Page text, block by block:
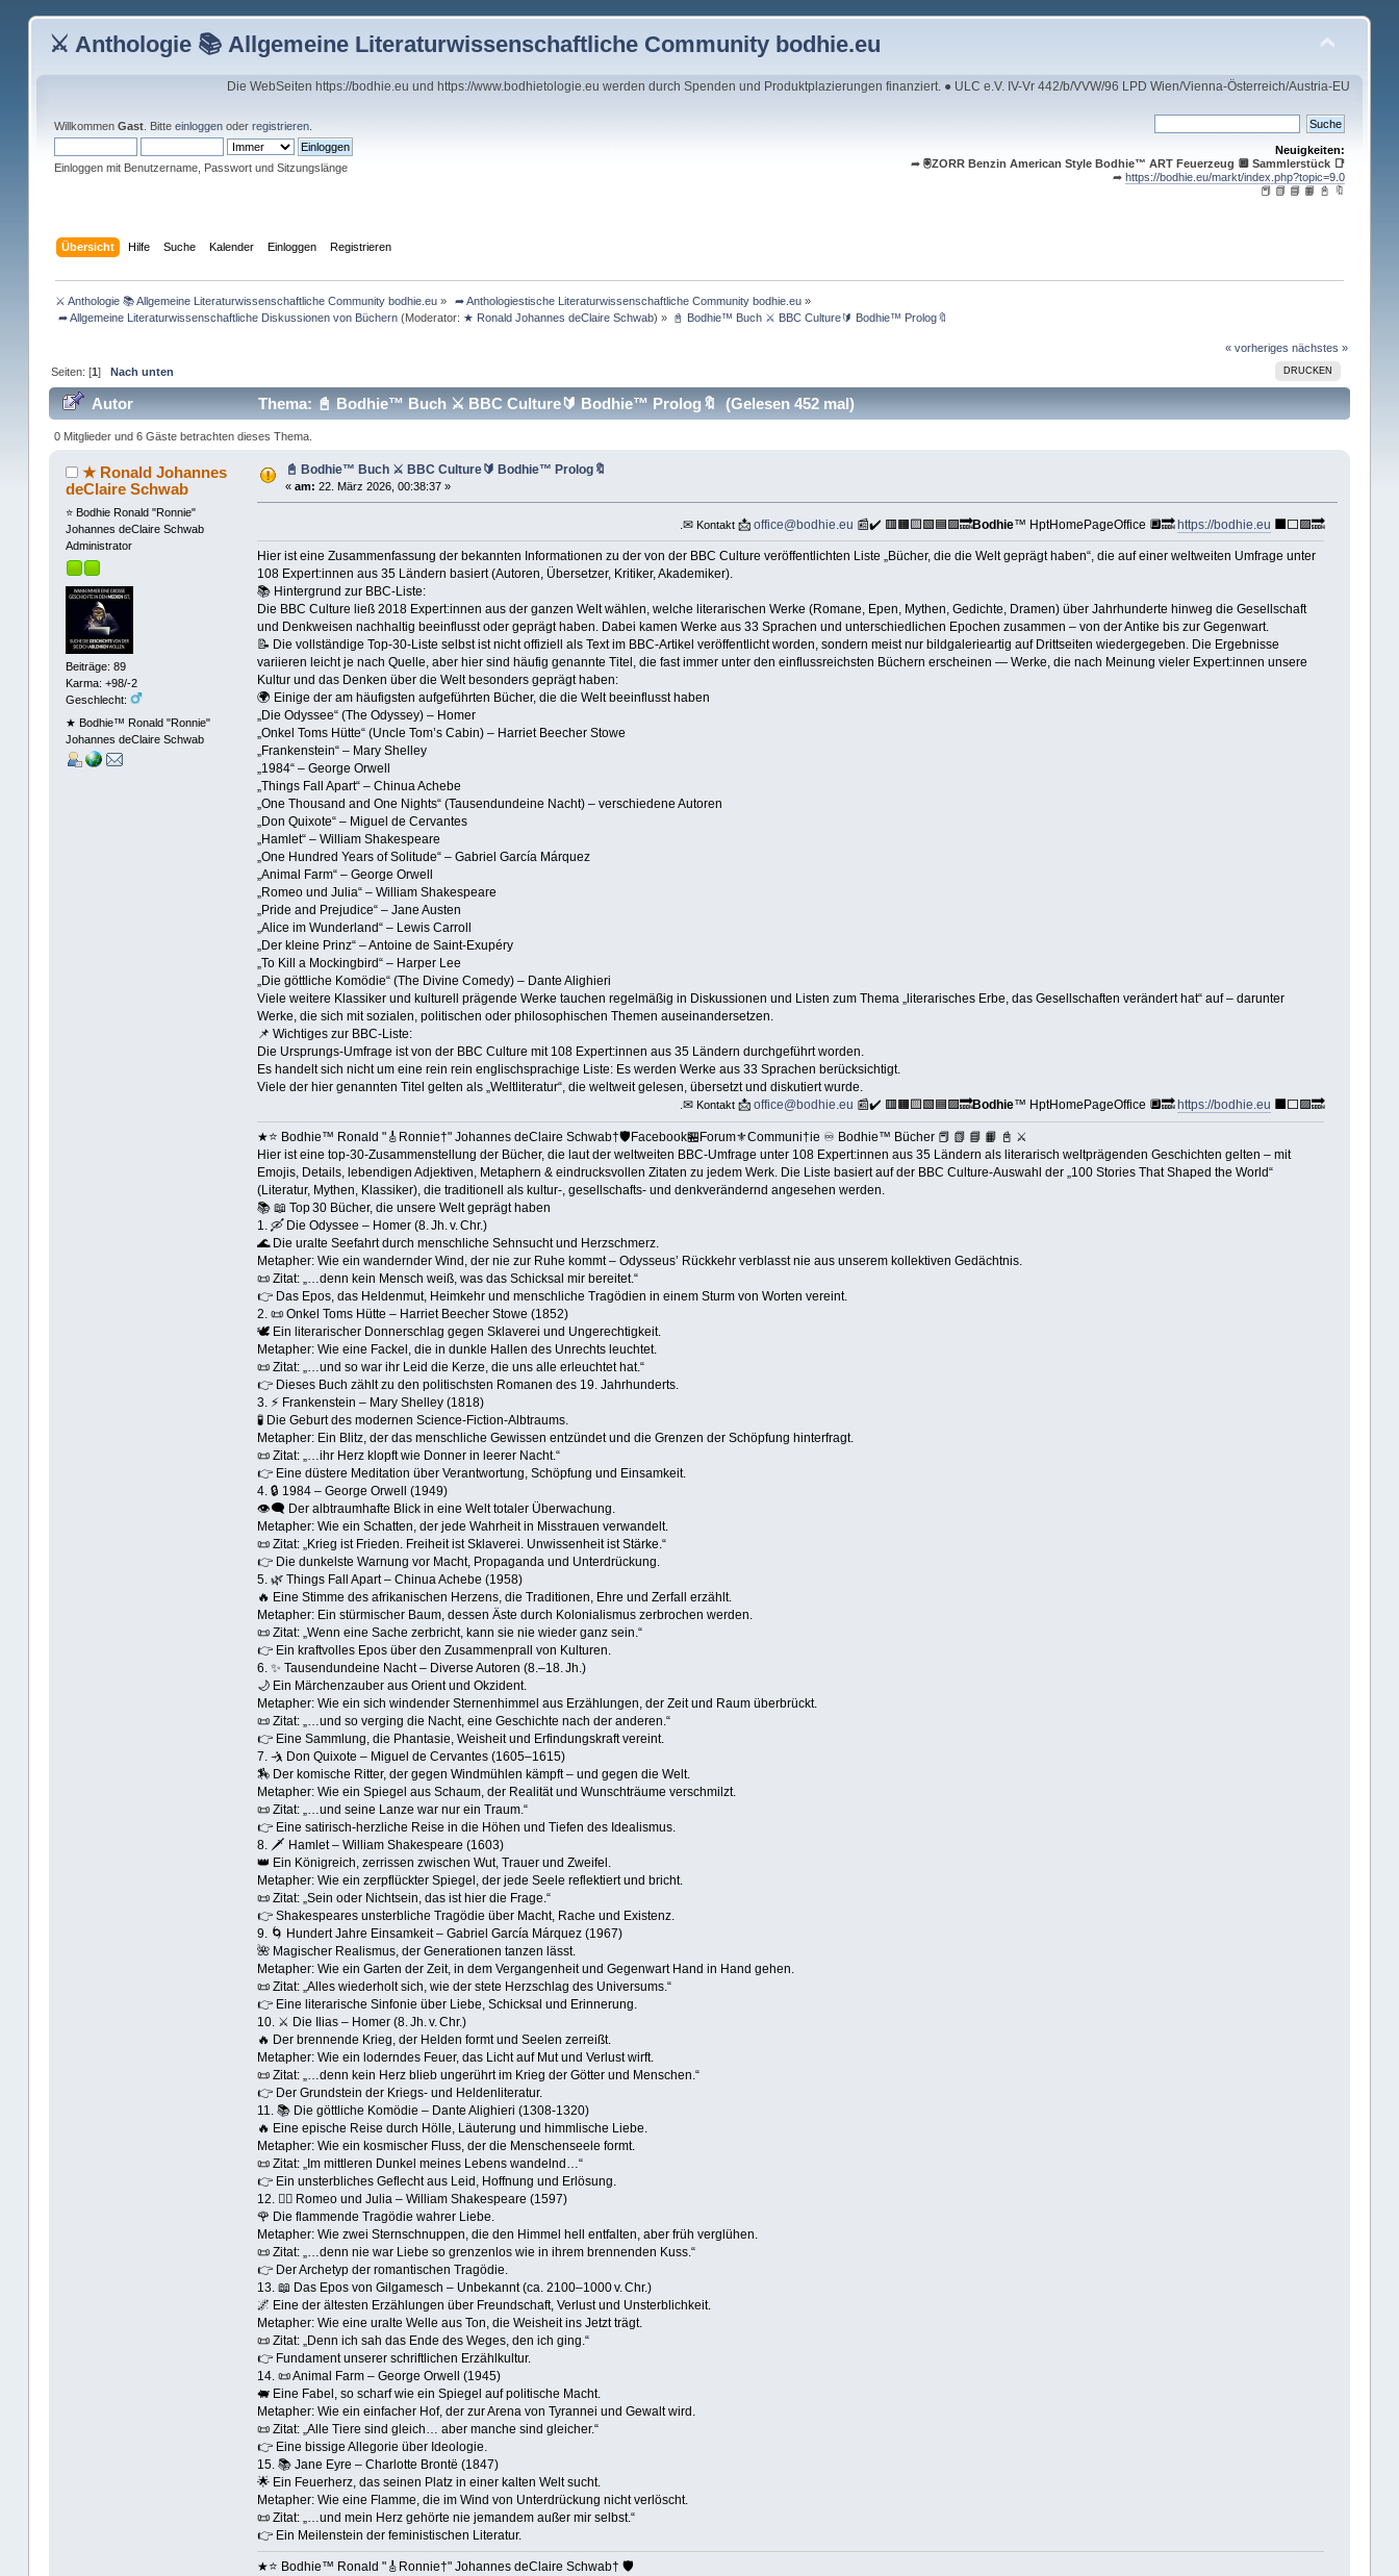
⚔ Anthologie 📚 Allgemeine Literaturwissenschaftliche Community bodhie.eu
Die WebSeiten https://bodhie.eu und https://www.bodhietologie.eu werden durch Spenden und Produktplazierungen finanziert. ● ULC e.V. IV-Vr 442/b/VVW/96 LPD Wien/Vienna-Österreich/Austria-EU
Willkommen Gast. Bitte einloggenoder registrieren.
Einloggen mit Benutzername, Passwort und Sitzungslänge
Neuigkeiten:
➦🖲️ZORR Benzin American Style Bodhie™ ART Feuerzeug 🔲 Sammlerstück 📑
➦https://bodhie.eu/markt/index.php?topic=9.0
📕 📗 📘 📙 📓 🔖
Übersicht Hilfe Suche Kalender Einloggen Registrieren
⚔ Anthologie 📚 Allgemeine Literaturwissenschaftliche Community bodhie.eu » ➦ Anthologiestische Literaturwissenschaftliche Community bodhie.eu »
➦ Allgemeine Literaturwissenschaftliche Diskussionen von Büchern (Moderator: ★ Ronald Johannes deClaire Schwab) » 📓 Bodhie™ Buch ⚔ BBC Culture🔰 Bodhie™ Prolog🔖
« vorheriges nächstes »
DRUCKEN
Seiten: [1]Nach unten
Autor Thema: 📓 Bodhie™ Buch ⚔ BBC Culture🔰 Bodhie™ Prolog🔖 (Gelesen 452 mal)
0 Mitglieder und 6 Gäste betrachten dieses Thema.
★ Ronald Johannes
deClaire Schwab
⭐️ Bodhie Ronald "Ronnie"
Johannes deClaire Schwab
Administrator
Beiträge: 89
Karma: +98/-2
Geschlecht:
★ Bodhie™ Ronald "Ronnie"
Johannes deClaire Schwab
📓 Bodhie™ Buch ⚔ BBC Culture🔰 Bodhie™ Prolog🔖
« am: 22. März 2026, 00:38:37 »
.✉ Kontakt 📩office@bodhie.eu 📰✔️ 🟥🟧🟨🟩🟦🟪🔜Bodhie™ HptHomePageOffice 🔲🔜https://bodhie.eu ⬛️⬜️🟪🔜
Hier ist eine Zusammenfassung der bekannten Informationen zu der von der BBC Culture veröffentlichten Liste „Bücher, die die Welt geprägt haben“, die auf einer weltweiten Umfrage unter
108 Expert:innen aus 35 Ländern basiert (Autoren, Übersetzer, Kritiker, Akademiker).
📚 Hintergrund zur BBC‑Liste:
Die BBC Culture ließ 2018 Expert:innen aus der ganzen Welt wählen, welche literarischen Werke (Romane, Epen, Mythen, Gedichte, Dramen) über Jahrhunderte hinweg die Gesellschaft
und Denkweisen nachhaltig beeinflusst oder geprägt haben. Dabei kamen Werke aus 33 Sprachen und unterschiedlichen Epochen zusammen – von der Antike bis zur Gegenwart.
📝 Die vollständige Top‑30‑Liste selbst ist nicht offiziell als Text im BBC‑Artikel veröffentlicht worden, sondern meist nur bildgalerieartig auf Drittseiten wiedergegeben. Die Ergebnisse
variieren leicht je nach Quelle, aber hier sind häufig genannte Titel, die fast immer unter den einflussreichsten Büchern erscheinen — Werke, die nach Meinung vieler Expert:innen unsere
Kultur und das Denken über die Welt besonders geprägt haben:
🌍 Einige der am häufigsten aufgeführten Bücher, die die Welt beeinflusst haben
„Die Odyssee“ (The Odyssey) – Homer
„Onkel Toms Hütte“ (Uncle Tom’s Cabin) – Harriet Beecher Stowe
„Frankenstein“ – Mary Shelley
„1984“ – George Orwell
„Things Fall Apart“ – Chinua Achebe
„One Thousand and One Nights“ (Tausendundeine Nacht) – verschiedene Autoren
„Don Quixote“ – Miguel de Cervantes
„Hamlet“ – William Shakespeare
„One Hundred Years of Solitude“ – Gabriel García Márquez
„Animal Farm“ – George Orwell
„Romeo und Julia“ – William Shakespeare
„Pride and Prejudice“ – Jane Austen
„Alice im Wunderland“ – Lewis Carroll
„Der kleine Prinz“ – Antoine de Saint‑Exupéry
„To Kill a Mockingbird“ – Harper Lee
„Die göttliche Komödie“ (The Divine Comedy) – Dante Alighieri
Viele weitere Klassiker und kulturell prägende Werke tauchen regelmäßig in Diskussionen und Listen zum Thema „literarisches Erbe, das Gesellschaften verändert hat“ auf – darunter
Werke, die sich mit sozialen, politischen oder philosophischen Themen auseinandersetzen.
📌 Wichtiges zur BBC‑Liste:
Die Ursprungs‑Umfrage ist von der BBC Culture mit 108 Expert:innen aus 35 Ländern durchgeführt worden.
Es handelt sich nicht um eine rein rein englischsprachige Liste: Es werden Werke aus 33 Sprachen berücksichtigt.
Viele der hier genannten Titel gelten als „Weltliteratur“, die weltweit gelesen, übersetzt und diskutiert wurde.
.✉ Kontakt 📩office@bodhie.eu 📰✔️ 🟥🟧🟨🟩🟦🟪🔜Bodhie™ HptHomePageOffice 🔲🔜 https://bodhie.eu ⬛️⬜️🟪🔜
★⭐️ Bodhie™ Ronald "🎸Ronnie†" Johannes deClaire Schwab†🛡️Facebook🏪Forum⚜️Communi†ie ♾️ Bodhie™ Bücher 📕 📗 📘 📙 📓 ⚔
Hier ist eine top‑30‑Zusammenstellung der Bücher, die laut der weltweiten BBC‑Umfrage unter 108 Expert:innen aus 35 Ländern als literarisch weltprägenden Geschichten gelten – mit
Emojis, Details, lebendigen Adjektiven, Metaphern & eindrucksvollen Zitaten zu jedem Werk. Die Liste basiert auf der BBC Culture‑Auswahl der „100 Stories That Shaped the World“
(Literatur, Mythen, Klassiker), die traditionell als kultur‑, gesellschafts‑ und denkverändernd angesehen werden.
📚 📖 Top 30 Bücher, die unsere Welt geprägt haben
1. 🛶 Die Odyssee – Homer (8. Jh. v. Chr.)
🌊 Die uralte Seefahrt durch menschliche Sehnsucht und Herzschmerz.
Metapher: Wie ein wandernder Wind, der nie zur Ruhe kommt – Odysseus’ Rückkehr verblasst nie aus unserem kollektiven Gedächtnis.
📜 Zitat: „…denn kein Mensch weiß, was das Schicksal mir bereitet.“
👉 Das Epos, das Heldenmut, Heimkehr und menschliche Tragödien in einem Sturm von Worten vereint.
2. 📜 Onkel Toms Hütte – Harriet Beecher Stowe (1852)
🕊️ Ein literarischer Donnerschlag gegen Sklaverei und Ungerechtigkeit.
Metapher: Wie eine Fackel, die in dunkle Hallen des Unrechts leuchtet.
📜 Zitat: „…und so war ihr Leid die Kerze, die uns alle erleuchtet hat.“
👉 Dieses Buch zählt zu den politischsten Romanen des 19. Jahrhunderts.
3. ⚡ Frankenstein – Mary Shelley (1818)
🧪 Die Geburt des modernen Science‑Fiction‑Albtraums.
Metapher: Ein Blitz, der das menschliche Gewissen entzündet und die Grenzen der Schöpfung hinterfragt.
📜 Zitat: „…ihr Herz klopft wie Donner in leerer Nacht.“
👉 Eine düstere Meditation über Verantwortung, Schöpfung und Einsamkeit.
4. 🔒 1984 – George Orwell (1949)
👁️‍🗨️ Der albtraumhafte Blick in eine Welt totaler Überwachung.
Metapher: Wie ein Schatten, der jede Wahrheit in Misstrauen verwandelt.
📜 Zitat: „Krieg ist Frieden. Freiheit ist Sklaverei. Unwissenheit ist Stärke.“
👉 Die dunkelste Warnung vor Macht, Propaganda und Unterdrückung.
5. 🌿 Things Fall Apart – Chinua Achebe (1958)
🔥 Eine Stimme des afrikanischen Herzens, die Traditionen, Ehre und Zerfall erzählt.
Metapher: Ein stürmischer Baum, dessen Äste durch Kolonialismus zerbrochen werden.
📜 Zitat: „Wenn eine Sache zerbricht, kann sie nie wieder ganz sein.“
👉 Ein kraftvolles Epos über den Zusammenprall von Kulturen.
6. ✨ Tausendundeine Nacht – Diverse Autoren (8.–18. Jh.)
🌙 Ein Märchenzauber aus Orient und Okzident.
Metapher: Wie ein sich windender Sternenhimmel aus Erzählungen, der Zeit und Raum überbrückt.
📜 Zitat: „…und so verging die Nacht, eine Geschichte nach der anderen.“
👉 Eine Sammlung, die Phantasie, Weisheit und Erfindungskraft vereint.
7. 🤺 Don Quixote – Miguel de Cervantes (1605–1615)
🏇 Der komische Ritter, der gegen Windmühlen kämpft – und gegen die Welt.
Metapher: Wie ein Spiegel aus Schaum, der Realität und Wunschträume verschmilzt.
📜 Zitat: „…und seine Lanze war nur ein Traum.“
👉 Eine satirisch‑herzliche Reise in die Höhen und Tiefen des Idealismus.
8. 🗡️ Hamlet – William Shakespeare (1603)
👑 Ein Königreich, zerrissen zwischen Wut, Trauer und Zweifel.
Metapher: Wie ein zerpflückter Spiegel, der jede Seele reflektiert und bricht.
📜 Zitat: „Sein oder Nichtsein, das ist hier die Frage.“
👉 Shakespeares unsterbliche Tragödie über Macht, Rache und Existenz.
9. 🌀 Hundert Jahre Einsamkeit – Gabriel García Márquez (1967)
🌺 Magischer Realismus, der Generationen tanzen lässt.
Metapher: Wie ein Garten der Zeit, in dem Vergangenheit und Gegenwart Hand in Hand gehen.
📜 Zitat: „Alles wiederholt sich, wie der stete Herzschlag des Universums.“
👉 Eine literarische Sinfonie über Liebe, Schicksal und Erinnerung.
10. ⚔️ Die Ilias – Homer (8. Jh. v. Chr.)
🔥 Der brennende Krieg, der Helden formt und Seelen zerreißt.
Metapher: Wie ein loderndes Feuer, das Licht auf Mut und Verlust wirft.
📜 Zitat: „…denn kein Herz blieb ungerührt im Krieg der Götter und Menschen.“
👉 Der Grundstein der Kriegs‑ und Heldenliteratur.
11. 📚 Die göttliche Komödie – Dante Alighieri (1308‑1320)
🔥 Eine epische Reise durch Hölle, Läuterung und himmlische Liebe.
Metapher: Wie ein kosmischer Fluss, der die Menschenseele formt.
📜 Zitat: „Im mittleren Dunkel meines Lebens wandelnd…“
👉 Ein unsterbliches Geflecht aus Leid, Hoffnung und Erlösung.
12. ❤️‍🔥 Romeo und Julia – William Shakespeare (1597)
🌹 Die flammende Tragödie wahrer Liebe.
Metapher: Wie zwei Sternschnuppen, die den Himmel hell entfalten, aber früh verglühen.
📜 Zitat: „…denn nie war Liebe so grenzenlos wie in ihrem brennenden Kuss.“
👉 Der Archetyp der romantischen Tragödie.
13. 📖 Das Epos von Gilgamesch – Unbekannt (ca. 2100–1000 v. Chr.)
🌌 Eine der ältesten Erzählungen über Freundschaft, Verlust und Unsterblichkeit.
Metapher: Wie eine uralte Welle aus Ton, die Weisheit ins Jetzt trägt.
📜 Zitat: „Denn ich sah das Ende des Weges, den ich ging.“
👉 Fundament unserer schriftlichen Erzählkultur.
14. 📜 Animal Farm – George Orwell (1945)
🐖 Eine Fabel, so scharf wie ein Spiegel auf politische Macht.
Metapher: Wie ein einfacher Hof, der zur Arena von Tyrannei und Gewalt wird.
📜 Zitat: „Alle Tiere sind gleich… aber manche sind gleicher.“
👉 Eine bissige Allegorie über Ideologie.
15. 📚 Jane Eyre – Charlotte Brontë (1847)
🌟 Ein Feuerherz, das seinen Platz in einer kalten Welt sucht.
Metapher: Wie eine Flamme, die im Wind von Unterdrückung nicht verlöscht.
📜 Zitat: „…und mein Herz gehörte nie jemandem außer mir selbst.“
👉 Ein Meilenstein der feministischen Literatur.
★⭐️ Bodhie™ Ronald "🎸Ronnie†" Johannes deClaire Schwab† 🛡️